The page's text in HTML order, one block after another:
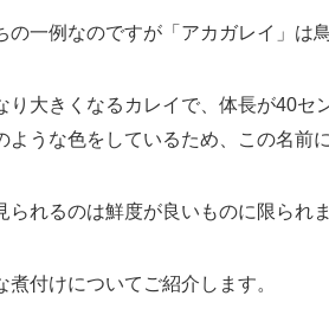
の一例なのですが「アカガレイ」は
り大きくなるカレイで、体長が40
ような色をしているため、この名前
られるのは鮮度が良いものに限られま
煮付けについてご紹介します。